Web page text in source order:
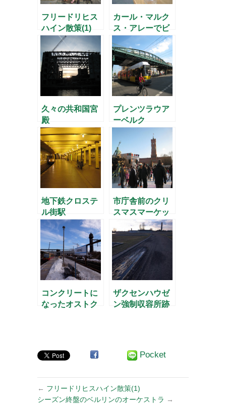
フリードリヒス
ハイン散策(1)
カール・マルク
ス・アレーでビ
ール三昧
久々の共和国宮
殿
プレンツラウア
ーベルク
地下鉄クロステ
ル街駅
市庁舎前のクリ
スマスマーケッ
ト最終日に
コンクリートに
なったオストク
ザクセンハウゼ
ン強制収容所跡
Pocket
← フリードリヒスハイン散策(1)
シーズン終盤のベルリンのオーケストラ →